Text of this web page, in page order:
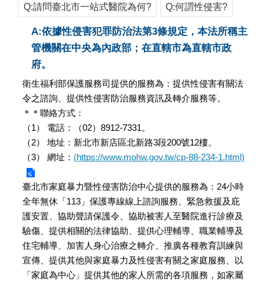
Q:請問臺北市一站式醫院為何? Q:何謂性侵害?
A:依據性侵害犯罪防治法第3條規定，本法所稱主
管機關在中央為內政部；在直轄市為直轄市政
府。
衛生福利部保護服務司提供的服務為：提供性侵害有關法
令之諮詢、提供性侵害防治服務資訊及轉介服務等。
＊＊聯絡方式：
（1） 電話：（02）8912-7331。
（2） 地址：新北市新店區北新路3段200號12樓。
（3） 網址： (https://www.mohw.gov.tw/cp-88-234-1.html)
臺北市家庭暴力暨性侵害防治中心提供的服務為：24小時
全年無休「113」保護專線線上諮詢服務、緊急救援及庇
護安置、協助聲請保護令、協助被害人至醫院進行診療及
驗傷、提供相關的法律協助、提供心理輔導、職業輔導及
住宅輔導、加害人身心治療之轉介、推廣各種教育訓練與
宣傳、提供其他與家庭暴力及性侵害有關之家庭服務、以
「家庭為中心」提供其他的家人所需的各項服務，如家屬